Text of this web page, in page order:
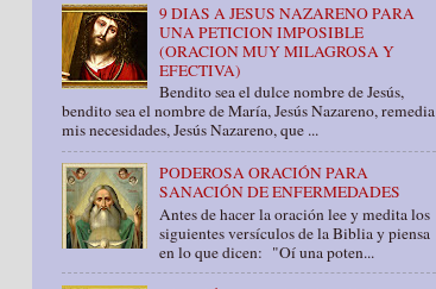
9 DIAS A JESUS NAZARENO PARA
UNA PETICION IMPOSIBLE
(ORACION MUY MILAGROSA Y
EFECTIVA)
Bendito sea el dulce nombre de Jesús,
bendito sea el nombre de María, Jesús Nazareno, remedia
mis necesidades, Jesús Nazareno, que ...
PODEROSA ORACIÓN PARA
SANACIÓN DE ENFERMEDADES
Antes de hacer la oración lee y medita los
siguientes versículos de la Biblia y piensa
en lo que dicen: "Oí una poten...